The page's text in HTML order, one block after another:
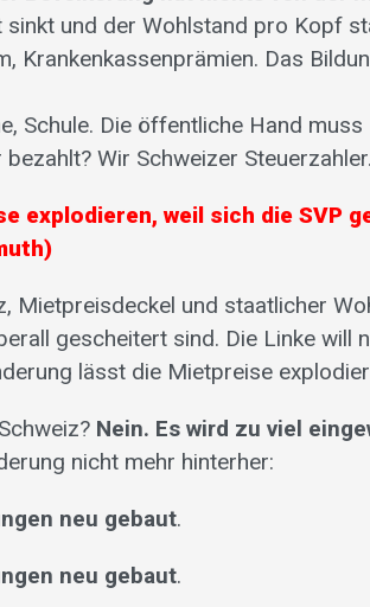
sinkt und der Wohlstand pro Kopf
Krankenkassenprämien. Das
Schule. Die öffentliche Hand
Wir Schweizer Steuerzahler.
explodieren, weil sich die SVP
Mietpreisdeckel und staatlicher
gescheitert sind. Die Linke will
lässt die Mietpreise
Nein. Es wird zu viel
nicht mehr hinterher:
neu gebaut.
neu gebaut.